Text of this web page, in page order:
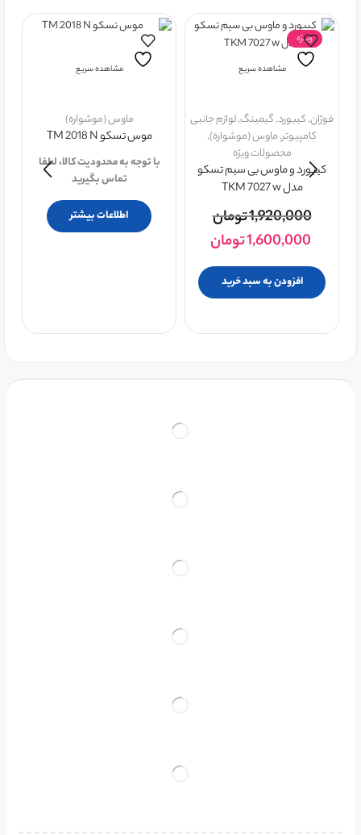
ویــژه
مشاهده سریع
فوژان,کيبورد,گیمینگ,لوازم جانبی
کامپیوتر,ماوس (موشواره),
محصولات ویژه
کیبورد و ماوس بی سیم تسکو
مدل TKM 7027 w
1,920,000تومان
1,600,000تومان
افزودن به سبد خرید
مشاهده سریع
ماوس (موشواره)
موس تسکو TM 2018 N
با توجه به محدودیت کالا، لطفا
تماس بگیرید
اطلاعات بیشتر